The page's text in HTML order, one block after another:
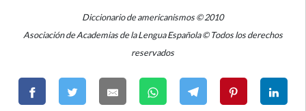
Diccionario de americanismos © 2010
Asociación de Academias de la Lengua Española © Todos los derechos
reservados